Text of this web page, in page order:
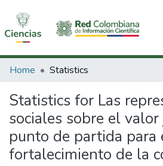
Communities & Collections
All of DSpace
Home Statistics
Statistics for Las
sociales sobre el
punto de partida para
fortalecimiento de la